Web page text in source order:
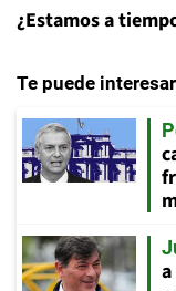
¿Estamos a
Te puede interesar